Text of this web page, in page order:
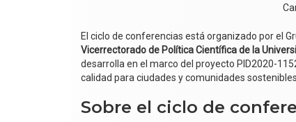
El ciclo de conferencias está organizado por el
Vicerrectorado de Política Científica de la
desarrolla en el marco del proyecto PID2020-
calidad para ciudades y comunidades sostenibles.
Sobre el ciclo de